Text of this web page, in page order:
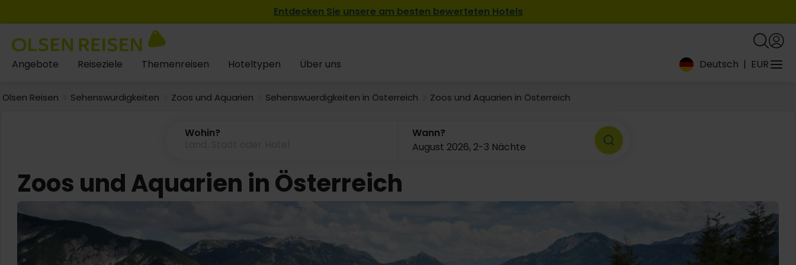
Entdecken Sie unsere am besten bewerteten Hotels
Angebote Reiseziele Themenreisen Hoteltypen Über uns Deutsch | EUR
Olsen Reisen Sehenswurdigkeiten Zoos und Aquarien Sehenswuerdigkeiten in Österreich Zoos und Aquarien in Österreich
Wohin?
Wann?
August 2026, 2-3 Nächte
Zoos und Aquarien in Österreich